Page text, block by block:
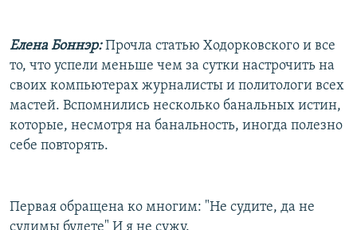
Елена Боннэр:Прочла статью Ходорковского и все
то, что успели меньше чем за сутки настрочить на
своих компьютерах журналисты и политологи всех
мастей. Вспомнились несколько банальных истин,
которые, несмотря на банальность, иногда полезно
себе повторять.
Первая обращена ко многим: "Не судите, да не